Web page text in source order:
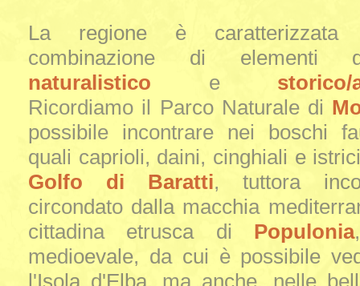
La regione è caratterizzata
combinazione di elementi
naturalistico e storico/
Ricordiamo il Parco Naturale di
possibile incontrare nei boschi
quali caprioli, daini, cinghiali e
Golfo di Baratti, tuttora
circondato dalla macchia
cittadina etrusca di Populonia
medioevale, da cui è possibile